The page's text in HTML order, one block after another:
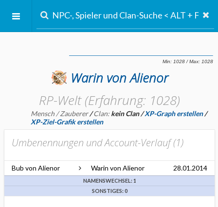
Warin von Alienor
RP-Welt (Erfahrung: 1028)
Mensch / Zauberer/Clan: kein Clan/XP-Graph erstellen/
XP-Ziel-Grafik erstellen
Umbenennungen und Account-Verlauf (1)
Bub von Alienor Warin von Alienor 28.01.2014
NAMENSWECHSEL: 1
SONSTIGES: 0